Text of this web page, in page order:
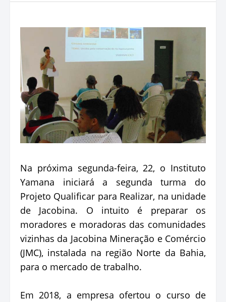
Na próxima segunda-feira, 22, o Instituto
Yamana iniciará a segunda turma do
Projeto Qualificar para Realizar, na unidade
de Jacobina. O intuito é preparar os
moradores e moradoras das comunidades
vizinhas da Jacobina Mineração e Comércio
(JMC), instalada na região Norte da Bahia,
para o mercado de trabalho.
Em 2018, a empresa ofertou o curso de